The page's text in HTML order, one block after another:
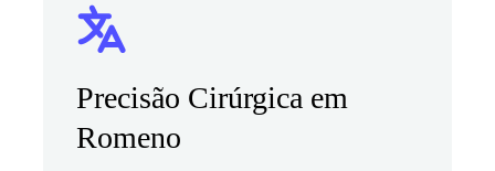
Precisão Cirúrgica em
Romeno